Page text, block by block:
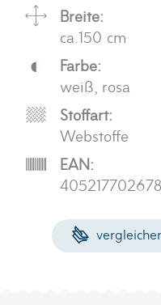
Breite:
ca.150 cm
Farbe:
weiß, rosa
Stoffart:
Webstoffe
EAN: